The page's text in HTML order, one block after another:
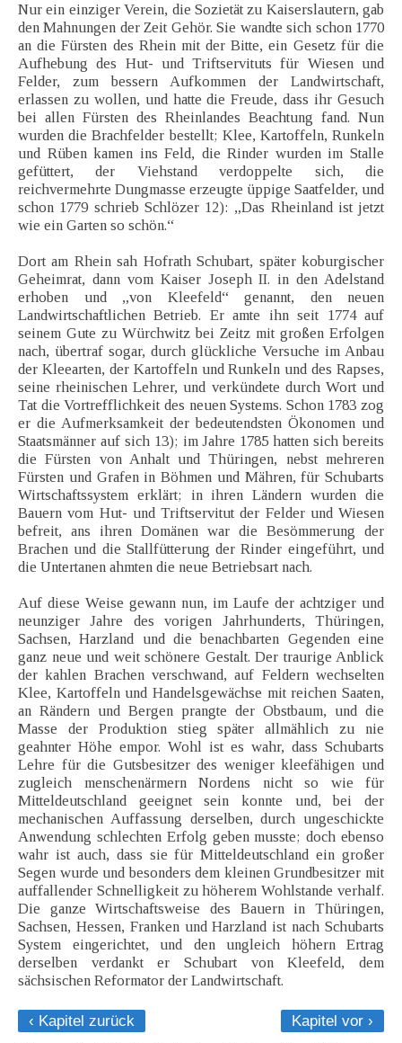
Nur ein einziger Verein, die Sozietät zu Kaiserslautern, gab
den Mahnungen der Zeit Gehör. Sie wandte sich schon 1770
an die Fürsten des Rhein mit der Bitte, ein Gesetz für die
Aufhebung des Hut- und Triftservituts für Wiesen und
Felder, zum bessern Aufkommen der Landwirtschaft,
erlassen zu wollen, und hatte die Freude, dass ihr Gesuch
bei allen Fürsten des Rheinlandes Beachtung fand. Nun
wurden die Brachfelder bestellt; Klee, Kartoffeln, Runkeln
und Rüben kamen ins Feld, die Rinder wurden im Stalle
gefüttert, der Viehstand verdoppelte sich, die
reichvermehrte Dungmasse erzeugte üppige Saatfelder, und
schon 1779 schrieb Schlözer 12): „Das Rheinland ist jetzt
wie ein Garten so schön.“
Dort am Rhein sah Hofrath Schubart, später koburgischer
Geheimrat, dann vom Kaiser Joseph II. in den Adelstand
erhoben und „von Kleefeld“ genannt, den neuen
Landwirtschaftlichen Betrieb. Er amte ihn seit 1774 auf
seinem Gute zu Würchwitz bei Zeitz mit großen Erfolgen
nach, übertraf sogar, durch glückliche Versuche im Anbau
der Kleearten, der Kartoffeln und Runkeln und des Rapses,
seine rheinischen Lehrer, und verkündete durch Wort und
Tat die Vortrefflichkeit des neuen Systems. Schon 1783 zog
er die Aufmerksamkeit der bedeutendsten Ökonomen und
Staatsmänner auf sich 13); im Jahre 1785 hatten sich bereits
die Fürsten von Anhalt und Thüringen, nebst mehreren
Fürsten und Grafen in Böhmen und Mähren, für Schubarts
Wirtschaftssystem erklärt; in ihren Ländern wurden die
Bauern vom Hut- und Triftservitut der Felder und Wiesen
befreit, ans ihren Domänen war die Besömmerung der
Brachen und die Stallfütterung der Rinder eingeführt, und
die Untertanen ahmten die neue Betriebsart nach.
Auf diese Weise gewann nun, im Laufe der achtziger und
neunziger Jahre des vorigen Jahrhunderts, Thüringen,
Sachsen, Harzland und die benachbarten Gegenden eine
ganz neue und weit schönere Gestalt. Der traurige Anblick
der kahlen Brachen verschwand, auf Feldern wechselten
Klee, Kartoffeln und Handelsgewächse mit reichen Saaten,
an Rändern und Bergen prangte der Obstbaum, und die
Masse der Produktion stieg später allmählich zu nie
geahnter Höhe empor. Wohl ist es wahr, dass Schubarts
Lehre für die Gutsbesitzer des weniger kleefähigen und
zugleich menschenärmern Nordens nicht so wie für
Mitteldeutschland geeignet sein konnte und, bei der
mechanischen Auffassung derselben, durch ungeschickte
Anwendung schlechten Erfolg geben musste; doch ebenso
wahr ist auch, dass sie für Mitteldeutschland ein großer
Segen wurde und besonders dem kleinen Grundbesitzer mit
auffallender Schnelligkeit zu höherem Wohlstande verhalf.
Die ganze Wirtschaftsweise des Bauern in Thüringen,
Sachsen, Hessen, Franken und Harzland ist nach Schubarts
System eingerichtet, und den ungleich höhern Ertrag
derselben verdankt er Schubart von Kleefeld, dem
sächsischen Reformator der Landwirtschaft.
‹ Kapitel zurück
Kapitel vor ›